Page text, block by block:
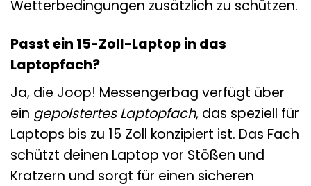
Wetterbedingungen zusätzlich zu schützen.
Passt ein 15-Zoll-Laptop in das
Laptopfach?
Ja, die Joop! Messengerbag verfügt über
ein gepolstertes Laptopfach, das speziell für
Laptops bis zu 15 Zoll konzipiert ist. Das Fach
schützt deinen Laptop vor Stößen und
Kratzern und sorgt für einen sicheren